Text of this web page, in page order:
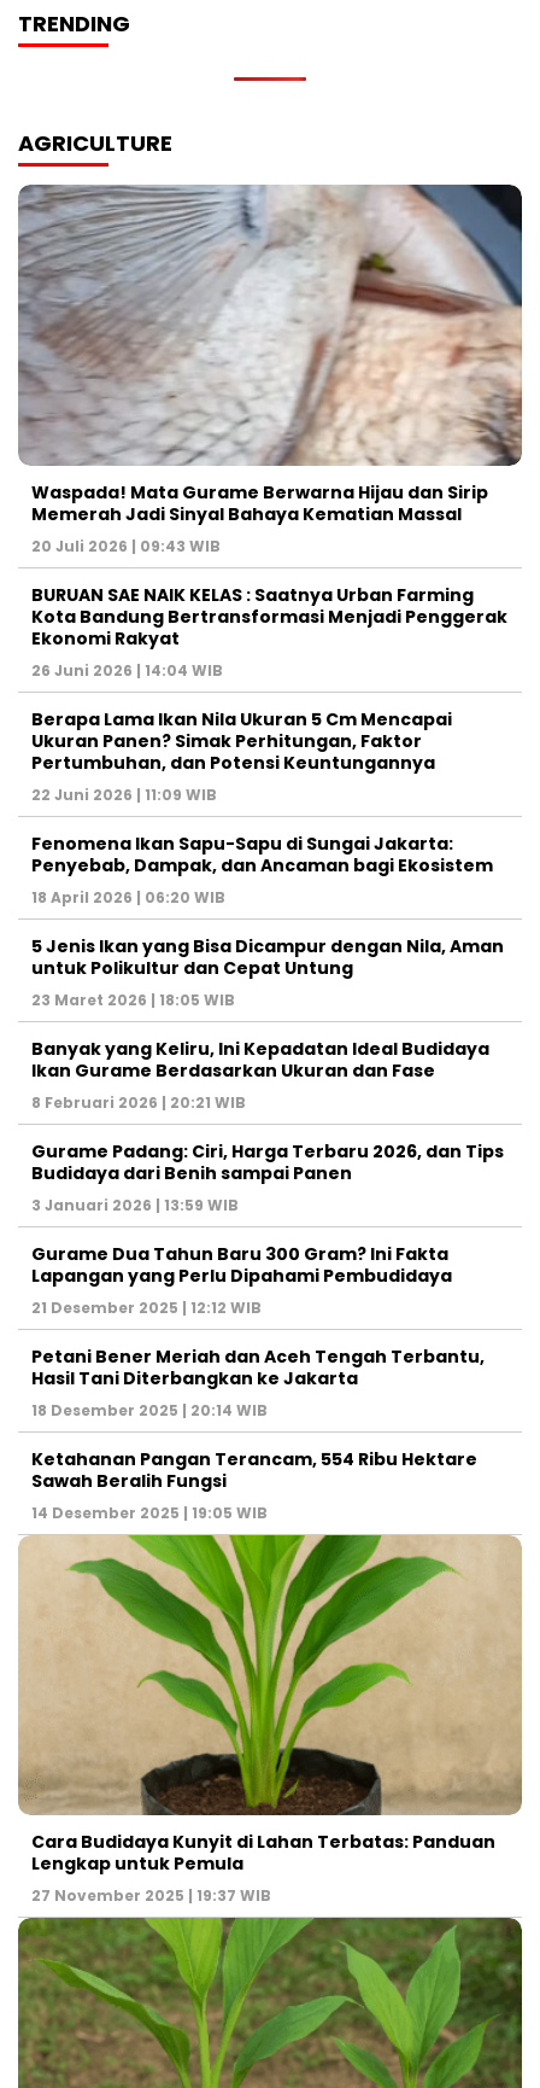
TRENDING
AGRICULTURE
Waspada! Mata Gurame Berwarna Hijau dan Sirip
Memerah Jadi Sinyal Bahaya Kematian Massal
20 Juli 2026 | 09:43 WIB
BURUAN SAE NAIK KELAS : Saatnya Urban Farming
Kota Bandung Bertransformasi Menjadi Penggerak
Ekonomi Rakyat
26 Juni 2026 | 14:04 WIB
Berapa Lama Ikan Nila Ukuran 5 Cm Mencapai
Ukuran Panen? Simak Perhitungan, Faktor
Pertumbuhan, dan Potensi Keuntungannya
22 Juni 2026 | 11:09 WIB
Fenomena Ikan Sapu-Sapu di Sungai Jakarta:
Penyebab, Dampak, dan Ancaman bagi Ekosistem
18 April 2026 | 06:20 WIB
5 Jenis Ikan yang Bisa Dicampur dengan Nila, Aman
untuk Polikultur dan Cepat Untung
23 Maret 2026 | 18:05 WIB
Banyak yang Keliru, Ini Kepadatan Ideal Budidaya
Ikan Gurame Berdasarkan Ukuran dan Fase
8 Februari 2026 | 20:21 WIB
Gurame Padang: Ciri, Harga Terbaru 2026, dan Tips
Budidaya dari Benih sampai Panen
3 Januari 2026 | 13:59 WIB
Gurame Dua Tahun Baru 300 Gram? Ini Fakta
Lapangan yang Perlu Dipahami Pembudidaya
21 Desember 2025 | 12:12 WIB
Petani Bener Meriah dan Aceh Tengah Terbantu,
Hasil Tani Diterbangkan ke Jakarta
18 Desember 2025 | 20:14 WIB
Ketahanan Pangan Terancam, 554 Ribu Hektare
Sawah Beralih Fungsi
14 Desember 2025 | 19:05 WIB
Cara Budidaya Kunyit di Lahan Terbatas: Panduan
Lengkap untuk Pemula
27 November 2025 | 19:37 WIB